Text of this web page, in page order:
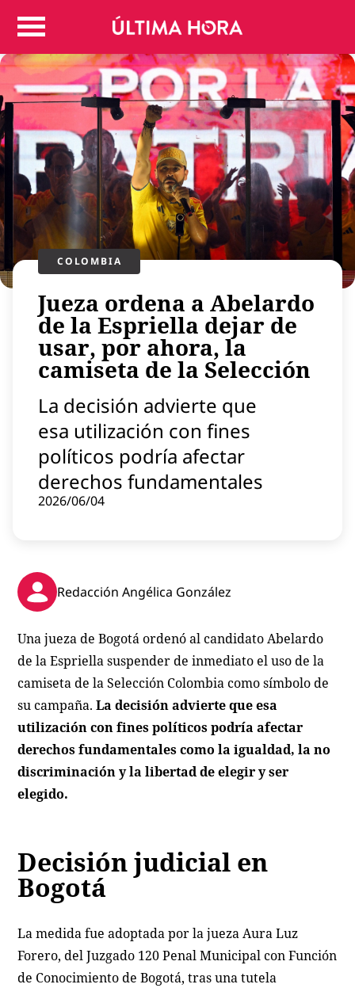
Colombia
Politica
Regiones
Deportes
Positivas
Entretenimiento
Vida
Mundo
Más
Virales
Economía
Estilo de vida
Contenido patrocinado
COLOMBIA
Jueza ordena a Abelardo
de la Espriella dejar de
usar, por ahora, la
camiseta de la Selección
La decisión advierte que
esa utilización con fines
políticos podría afectar
derechos fundamentales
2026/06/04
Redacción Angélica González
Una jueza de Bogotá ordenó al candidato Abelardo
de la Espriella suspender de inmediato el uso de la
camiseta de la Selección Colombia como símbolo de
su campaña.La decisión advierte que esa
utilización con fines políticos podría afectar
derechos fundamentales como la igualdad, la no
discriminación y la libertad de elegir y ser
elegido.
Decisión judicial en
Bogotá
La medida fue adoptada por la jueza Aura Luz
Forero, del Juzgado 120 Penal Municipal con Función
de Conocimiento de Bogotá, tras una tutela